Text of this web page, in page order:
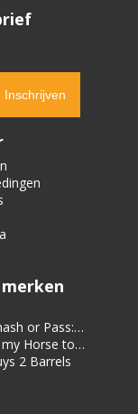
or Pass:
Horse to
2 Barrels